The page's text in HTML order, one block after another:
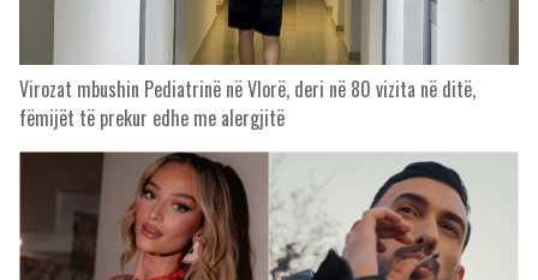
Virozat mbushin Pediatrinë në Vlorë, deri në 80 vizita në ditë,
fëmijët të prekur edhe me alergjitë